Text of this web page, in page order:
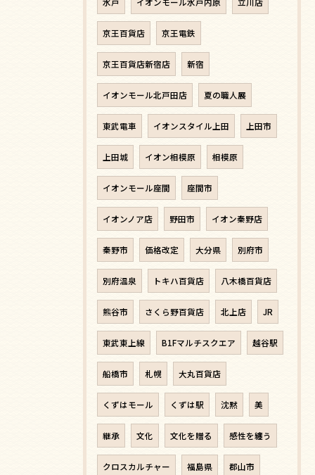
京王百貨店 京王電鉄
京王百貨店新宿店 新宿
イオンモール北戸田店 夏の職人展
東武電車 イオンスタイル上田 上田市
上田城 イオン相模原 相模原
イオンモール座間 座間市
イオンノア店 野田市 イオン秦野店
秦野市 価格改定 大分県 別府市
別府温泉 トキハ百貨店 八木橋百貨店
熊谷市 さくら野百貨店 北上店 JR
東武東上線 B1Fマルチスクエア 越谷駅
船橋市 札幌 大丸百貨店
くずはモール くずは駅 沈黙 美
継承 文化 文化を贈る 感性を纏う
クロスカルチャー 福島県 郡山市